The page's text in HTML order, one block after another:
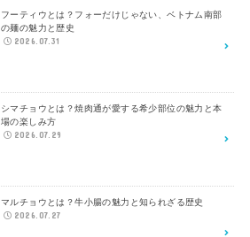
フーティウとは？フォーだけじゃない、ベトナム南部
の麺の魅力と歴史
2026.07.31
シマチョウとは？焼肉通が愛する希少部位の魅力と本
場の楽しみ方
2026.07.29
マルチョウとは？牛小腸の魅力と知られざる歴史
2026.07.27